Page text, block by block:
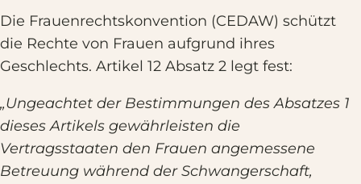
Die Frauenrechtskonvention (CEDAW) schützt
die Rechte von Frauen aufgrund ihres
Geschlechts. Artikel 12 Absatz 2 legt fest:
„Ungeachtet der Bestimmungen des Absatzes 1
dieses Artikels gewährleisten die
Vertragsstaaten den Frauen angemessene
Betreuung während der Schwangerschaft,